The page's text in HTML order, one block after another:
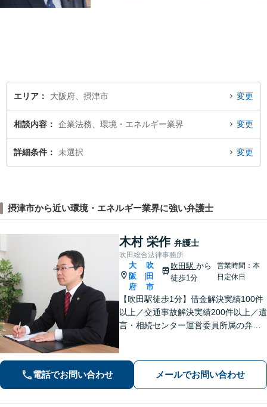
丘駅5分】
エリア 大阪府、摂津市 変更
相談内容 企業法務、環境・エネルギー業界 変更
詳細条件 未選択 変更
摂津市から近い環境・エネルギー業界に強い弁護士
木村 栄作 弁護士
吹田総合法律事務所
大
阪
府
吹
田
市
吹田駅から
徒歩1分
営業時間：本
日定休日
【吹田駅徒歩1分】借金解決実績100件
以上／交通事故解決実績200件以上／遺
言・相続センター運営委員所属の弁護
ください。きめ細やかで丁寧な対応が
モットーです。
電話でお問い合わせ メールでお問い合わせ